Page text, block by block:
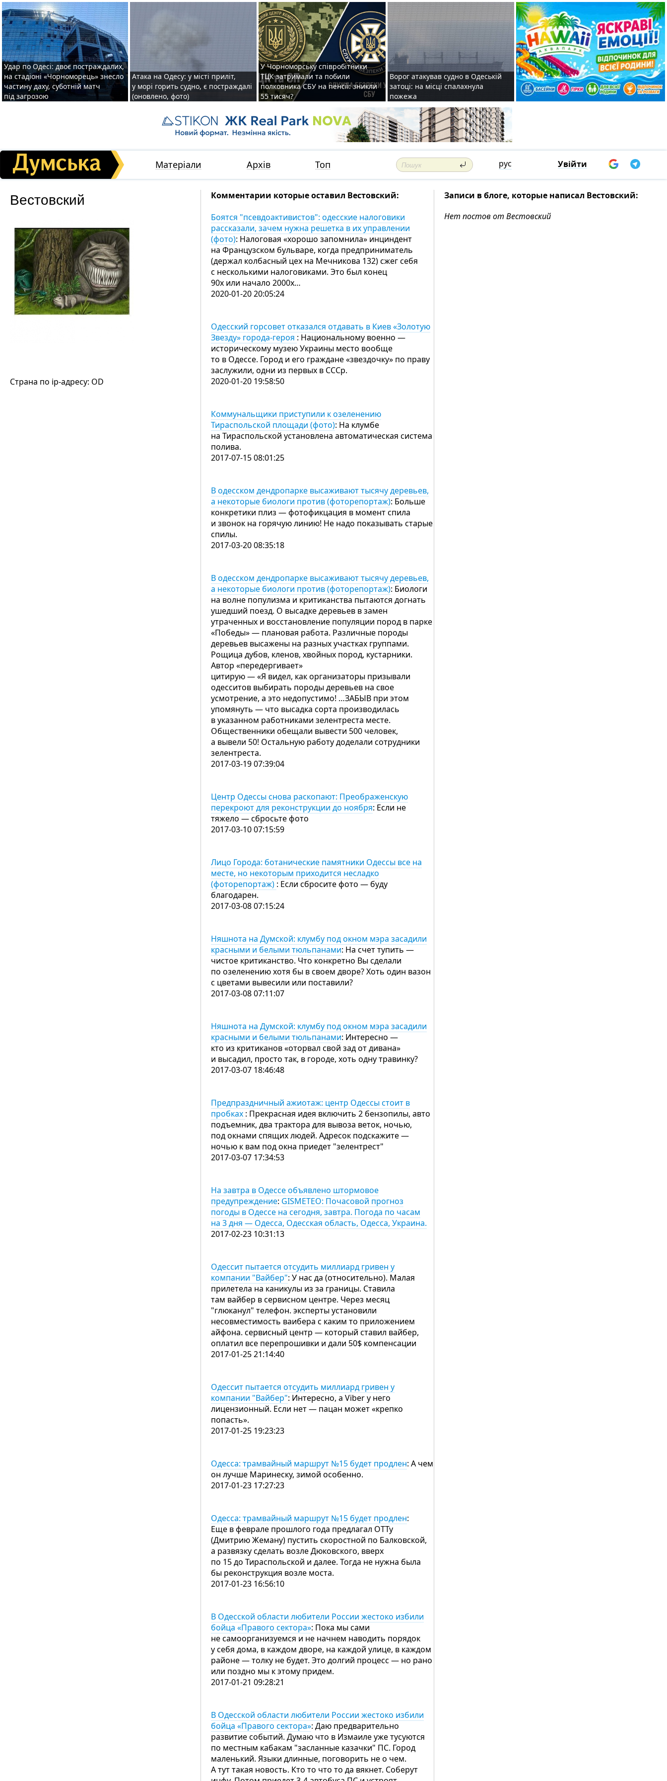
Удар по Одесі: двоє постраждалих,
на стадіоні «Чорноморець» знесло
частину даху, суботній матч
під загрозою
Атака на Одесу: у місті приліт,
у морі горить судно, є постраждалі
(оновлено, фото)
У Чорноморську співробітники
ТЦК затримали та побили
полковника СБУ на пенсії: зникли
55 тисяч?
Ворог атакував судно в Одеській
затоці: на місці спалахнула
пожежа
Матеріали Архів Топ рус Увійти
Вестовский
Страна по ip-адресу: OD
Комментарии которые оставил Вестовский:
Боятся "псевдоактивистов": одесские налоговики
рассказали, зачем нужна решетка в их управлении
(фото): Налоговая «хорошо запомнила» инциндент
на Французском бульваре, когда предприниматель
(держал колбасный цех на Мечникова 132) сжег себя
с несколькими налоговиками. Это был конец
90х или начало 2000х…
2020-01-20 20:05:24
Одесский горсовет отказался отдавать в Киев «Золотую
Звезду» города-героя : Национальному военно —
историческому музею Украины место вообще
то в Одессе. Город и его граждане «звездочку» по праву
заслужили, одни из первых в СССр.
2020-01-20 19:58:50
Коммунальщики приступили к озеленению
Тираспольской площади (фото): На клумбе
на Тираспольской установлена автоматическая система
полива.
2017-07-15 08:01:25
В одесском дендропарке высаживают тысячу деревьев,
а некоторые биологи против (фоторепортаж): Больше
конкретики плиз — фотофикцация в момент спила
и звонок на горячую линию! Не надо показывать старые
спилы.
2017-03-20 08:35:18
В одесском дендропарке высаживают тысячу деревьев,
а некоторые биологи против (фоторепортаж): Биологи
на волне популизма и критиканства пытаются догнать
ушедший поезд. О высадке деревьев в замен
утраченных и восстановление популяции пород в парке
«Победы» — плановая работа. Различные породы
деревьев высажены на разных участках группами.
Рощица дубов, кленов, хвойных пород, кустарники.
Автор «передергивает»
цитирую — «Я видел, как организаторы призывали
одесситов выбирать породы деревьев на свое
усмотрение, а это недопустимо! …ЗАБЫВ при этом
упомянуть — что высадка сорта производилась
в указанном работниками зелентреста месте.
Общественники обещали вывести 500 человек,
а вывели 50! Остальную работу доделали сотрудники
зелентреста.
2017-03-19 07:39:04
Центр Одессы снова раскопают: Преображенскую
перекроют для реконструкции до ноября: Если не
тяжело — сбросьте фото
2017-03-10 07:15:59
Лицо Города: ботанические памятники Одессы все на
месте, но некоторым приходится несладко
(фоторепортаж) : Если сбросите фото — буду
благодарен.
2017-03-08 07:15:24
Няшнота на Думской: клумбу под окном мэра засадили
красными и белыми тюльпанами: На счет тупить —
чистое критиканство. Что конкретно Вы сделали
по озеленению хотя бы в своем дворе? Хоть один вазон
с цветами вывесили или поставили?
2017-03-08 07:11:07
Няшнота на Думской: клумбу под окном мэра засадили
красными и белыми тюльпанами: Интересно —
кто из критиканов «оторвал свой зад от дивана»
и высадил, просто так, в городе, хоть одну травинку?
2017-03-07 18:46:48
Предпраздничный ажиотаж: центр Одессы стоит в
пробках : Прекрасная идея включить 2 бензопилы, авто
подъемник, два трактора для вывоза веток, ночью,
под окнами спящих людей. Адресок подскажите —
ночью к вам под окна приедет "зелентрест"
2017-03-07 17:34:53
На завтра в Одессе объявлено штормовое
предупреждение: GISMETEO: Почасовой прогноз
погоды в Одессе на сегодня, завтра. Погода по часам
на 3 дня — Одесса, Одесская область, Одесса, Украина.
2017-02-23 10:31:13
Одессит пытается отсудить миллиард гривен у
компании "Вайбер": У нас да (относительно). Малая
прилетела на каникулы из за границы. Ставила
там вайбер в сервисном центре. Через месяц
"глюканул" телефон. эксперты установили
несовместимость ваибера с каким то приложением
айфона. сервисный центр — который ставил вайбер,
оплатил все перепрошивки и дали 50$ компенсации
2017-01-25 21:14:40
Одессит пытается отсудить миллиард гривен у
компании "Вайбер": Интересно, а Viber у него
лицензионный. Если нет — пацан может «крепко
попасть».
2017-01-25 19:23:23
Одесса: трамвайный маршрут №15 будет продлен: А чем
он лучше Маринеску, зимой особенно.
2017-01-23 17:27:23
Одесса: трамвайный маршрут №15 будет продлен:
Еще в феврале прошлого года предлагал ОТТу
(Дмитрию Жеману) пустить скоростной по Балковской,
а развязку сделать возле Дюковского, вверх
по 15 до Тираспольской и далее. Тогда не нужна была
бы реконструкция возле моста.
2017-01-23 16:56:10
В Одесской области любители России жестоко избили
бойца «Правого сектора»: Пока мы сами
не самоорганизуемся и не начнем наводить порядок
у себя дома, в каждом дворе, на каждой улице, в каждом
районе — толку не будет. Это долгий процесс — но рано
или поздно мы к этому придем.
2017-01-21 09:28:21
В Одесской области любители России жестоко избили
бойца «Правого сектора»: Даю предварительно
развитие событий. Думаю что в Измаиле уже тусуются
по местным кабакам "засланные казачки" ПС. Город
маленький. Языки длинные, поговорить не о чем.
А тут такая новость. Кто то что то да вякнет. Соберут
Записи в блоге, которые написал Вестовский:
Нет постов от Вестовский